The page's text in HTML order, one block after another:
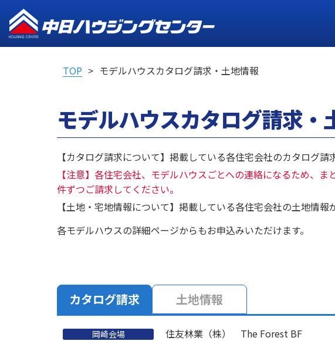
TOP モデルハウスカタログ請求・土地情報
モデルハウスカタログ請求・
【カタログ請求について】掲載している各住宅会社のカタログ請
【注意】各住宅会社、モデルハウスごとへの連絡になるため、
件ずつご請求してください。
【土地・宅地情報について】掲載している各住宅会社の土地情報
各モデルハウスの詳細ページからもお申込みいただけます。
カタログ請求 土地情報
岡崎会場 住友林業（株） The Forest BF